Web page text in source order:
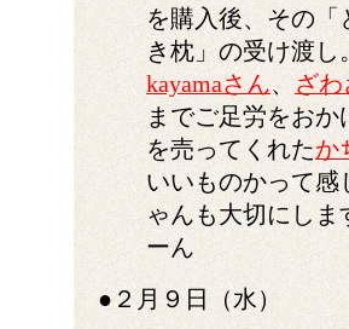
を購入後、その
き枕」の受け渡
kayamaさん、 ざ
までご足労をお
を売ってくれたか
いいものかって
ゃんも大切にし
ーん
●２月９日（水）